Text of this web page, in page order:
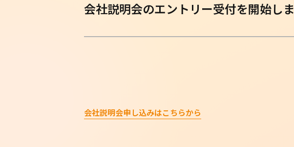
会社説明会のエントリー受付を開始し
会社説明会申し込みはこちらから